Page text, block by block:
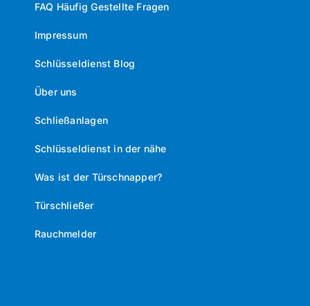
FAQ Häufig Gestellte Fragen
Impressum
Schlüsseldienst Blog
Über uns
Schließanlagen
Schlüsseldienst in der nähe
Was ist der Türschnapper?
Türschließer
Rauchmelder